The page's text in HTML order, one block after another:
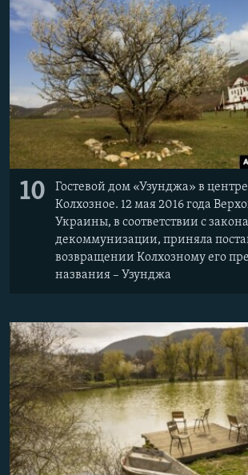
10
Гостевой дом «Узунджа» в центре
Колхозное. 12 мая 2016 года
Украины, в соответствии с
декоммунизации, приняла
возвращении Колхозному его
названия – Узунджа